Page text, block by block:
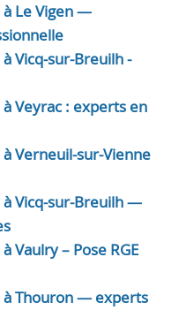
Le Vigen —
Vicq-sur-Breuilh -
Veyrac : experts en
Verneuil-sur-Vienne
Vicq-sur-Breuilh —
Vaulry – Pose RGE
à Thouron — experts